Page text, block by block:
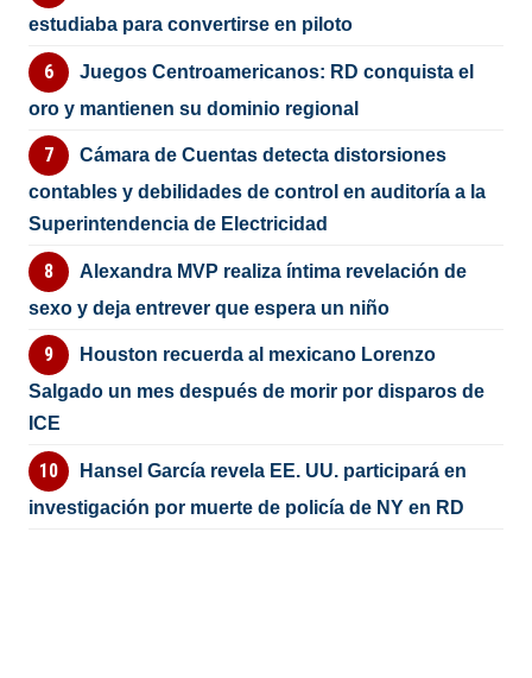
estudiaba para convertirse en piloto
Juegos Centroamericanos: RD conquista el
oro y mantienen su dominio regional
Cámara de Cuentas detecta distorsiones
contables y debilidades de control en auditoría a la
Superintendencia de Electricidad
Alexandra MVP realiza íntima revelación de
sexo y deja entrever que espera un niño
Houston recuerda al mexicano Lorenzo
Salgado un mes después de morir por disparos de
ICE
Hansel García revela EE. UU. participará en
investigación por muerte de policía de NY en RD